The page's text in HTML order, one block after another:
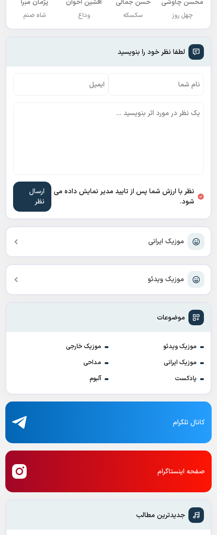
موزیک ایرانی
موزیک ویدئو
موضوعات
موزیک ویدئو
موزیک خارجی
موزیک ایرانی
مداحی
پادکست
آلبوم
محسن چاوشی
چهل روز
حسن جمالی
سکسکه
افشين اخوان
وداع
پژمان مبرا
شاه صنم
لطفا نظر خود را بنویسید
نظر با ارزش شما پس از تایید مدیر نمایش داده می
شود.
کانال تلگرام
صفحه اینستاگرام
جدیدترین مطالب